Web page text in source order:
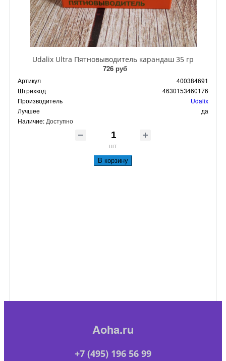
Udalix Ultra Пятновыводитель карандаш 35 гр
726 руб
Артикул
400384691
Штрихкод
4630153460176
Производитель
Udalix
Лучшее
да
Наличие: Доступно
шт
В корзину
Aoha.ru
+7 (495) 196 56 99